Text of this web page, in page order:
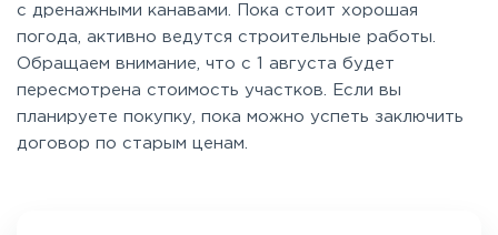
с дренажными канавами. Пока стоит хорошая
погода, активно ведутся строительные работы.
Обращаем внимание, что с 1 августа будет
пересмотрена стоимость участков. Если вы
планируете покупку, пока можно успеть заключить
договор по старым ценам.